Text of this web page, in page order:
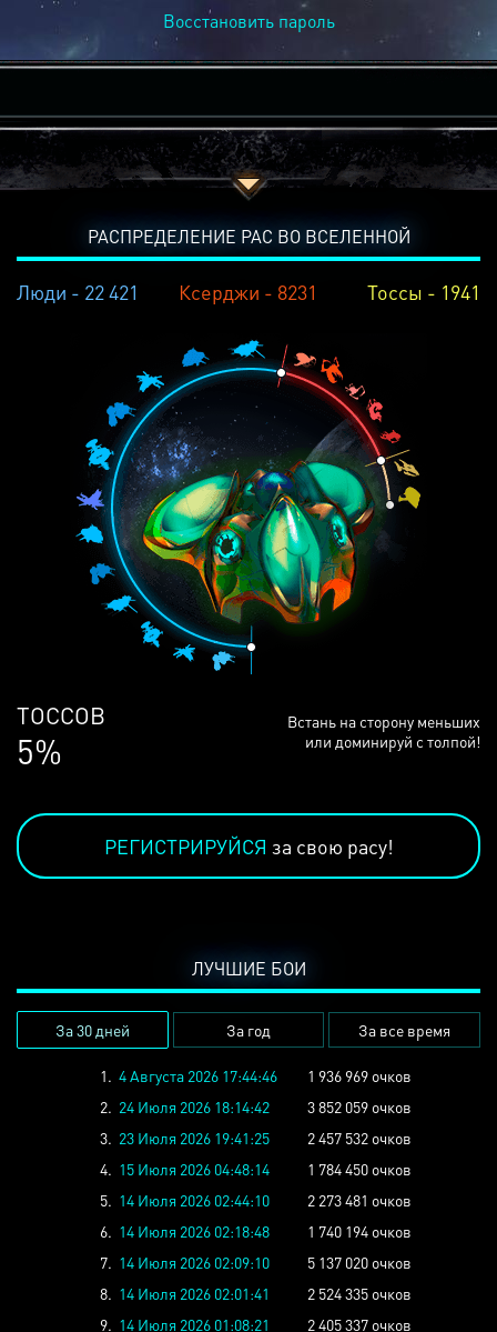
Восстановить пароль
РАСПРЕДЕЛЕНИЕ РАС ВО ВСЕЛЕННОЙ
Люди - 22 421 Ксерджи - 8231 Тоссы - 1941
ЛЮДЕЙ
68%
Встань на сторону меньших
или доминируй с толпой!
РЕГИСТРИРУЙСЯ за свою расу!
ЛУЧШИЕ БОИ
За 30 дней За год За все время
1. 4 Августа 2026 17:44:46
1 936 969 очков
2. 24 Июля 2026 18:14:42
3 852 059 очков
3. 23 Июля 2026 19:41:25
2 457 532 очков
4. 15 Июля 2026 04:48:14
1 784 450 очков
5. 14 Июля 2026 02:44:10
2 273 481 очков
6. 14 Июля 2026 02:18:48
1 740 194 очков
7. 14 Июля 2026 02:09:10
5 137 020 очков
8. 14 Июля 2026 02:01:41
2 524 335 очков
9. 14 Июля 2026 01:08:21 2 405 337 очков